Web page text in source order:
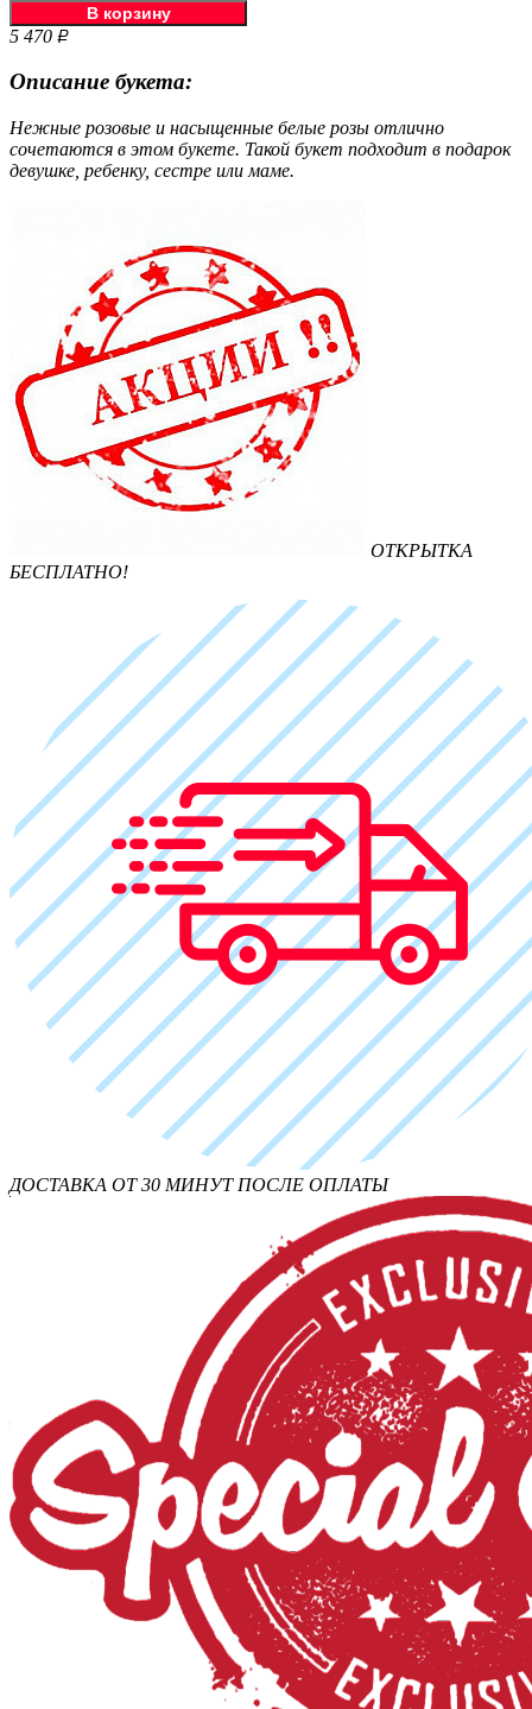
5 470 Р
Описание букета:
Нежные розовые и насыщенные белые розы отлично
сочетаются в этом букете. Такой букет подходит в подарок
девушке, ребенку, сестре или маме.
ОТКРЫТКА
БЕСПЛАТНО!
ДОСТАВКА ОТ 30 МИНУТ ПОСЛЕ ОПЛАТЫ